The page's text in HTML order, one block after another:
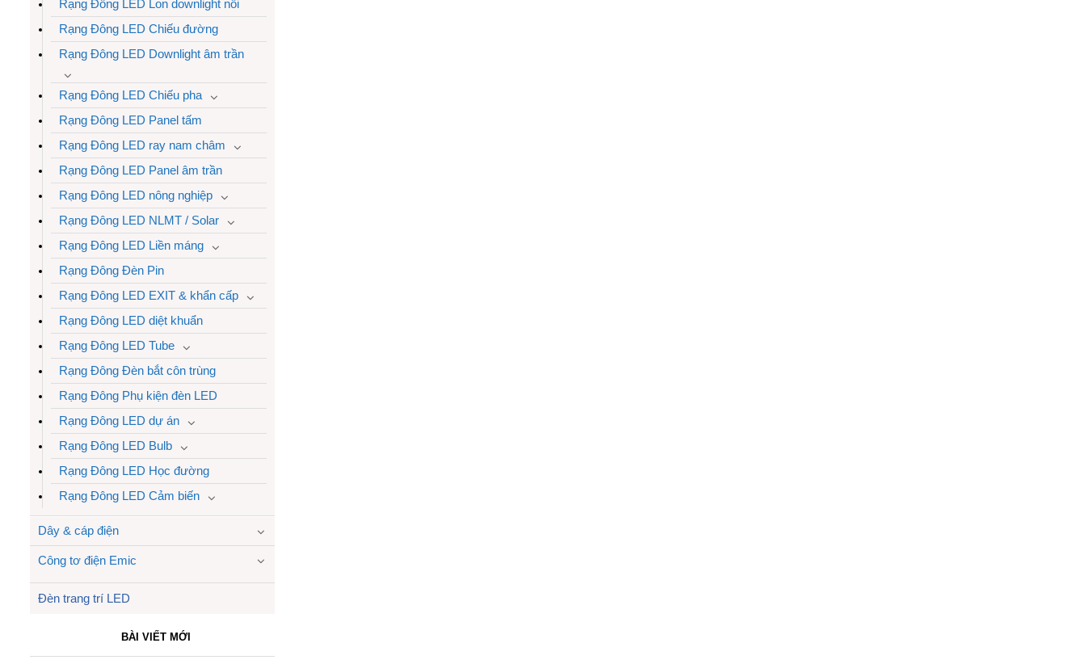
Rạng Đông LED Lon downlight nổi
Rạng Đông LED Chiếu đường
Rạng Đông LED Downlight âm trần
Rạng Đông LED Chiếu pha
Rạng Đông LED Panel tấm
Rạng Đông LED ray nam châm
Rạng Đông LED Panel âm trần
Rạng Đông LED nông nghiệp
Rạng Đông LED NLMT / Solar
Rạng Đông LED Liền máng
Rạng Đông Đèn Pin
Rạng Đông LED EXIT & khẩn cấp
Rạng Đông LED diệt khuẩn
Rạng Đông LED Tube
Rạng Đông Đèn bắt côn trùng
Rạng Đông Phụ kiện đèn LED
Rạng Đông LED dự án
Rạng Đông LED Bulb
Rạng Đông LED Học đường
Rạng Đông LED Cảm biến
Dây & cáp điện
Công tơ điện Emic
Đèn trang trí LED
BÀI VIẾT MỚI